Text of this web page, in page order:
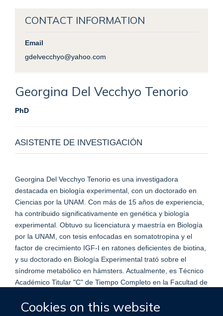
Cookies on this website
CONTACT INFORMATION
Email
gdelvecchyo@yahoo.com
Georgina Del Vecchyo Tenorio
PhD
ASISTENTE DE INVESTIGACIÓN
Georgina Del Vecchyo Tenorio es una investigadora
destacada en biología experimental, con un doctorado en
Ciencias por la UNAM. Con más de 15 años de experiencia,
ha contribuido significativamente en genética y biología
experimental. Obtuvo su licenciatura y maestría en Biología
por la UNAM, con tesis enfocadas en somatotropina y el
factor de crecimiento IGF-I en ratones deficientes de biotina,
y su doctorado en Biología Experimental trató sobre el
síndrome metabólico en hámsters. Actualmente, es Técnico
Académico Titular "C" de Tiempo Completo en la Facultad de
identificación de CNVs y genotipificación. Ha realizado una